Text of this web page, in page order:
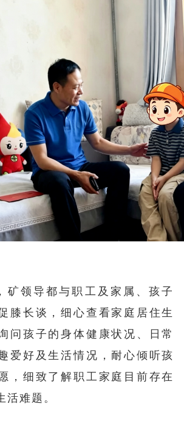
矿领导都与职工及家属、孩子
膝长谈，细心查看家庭居住生
问孩子的身体健康状况、日常
爱好及生活情况，耐心倾听孩
，细致了解职工家庭目前存在
活难题。